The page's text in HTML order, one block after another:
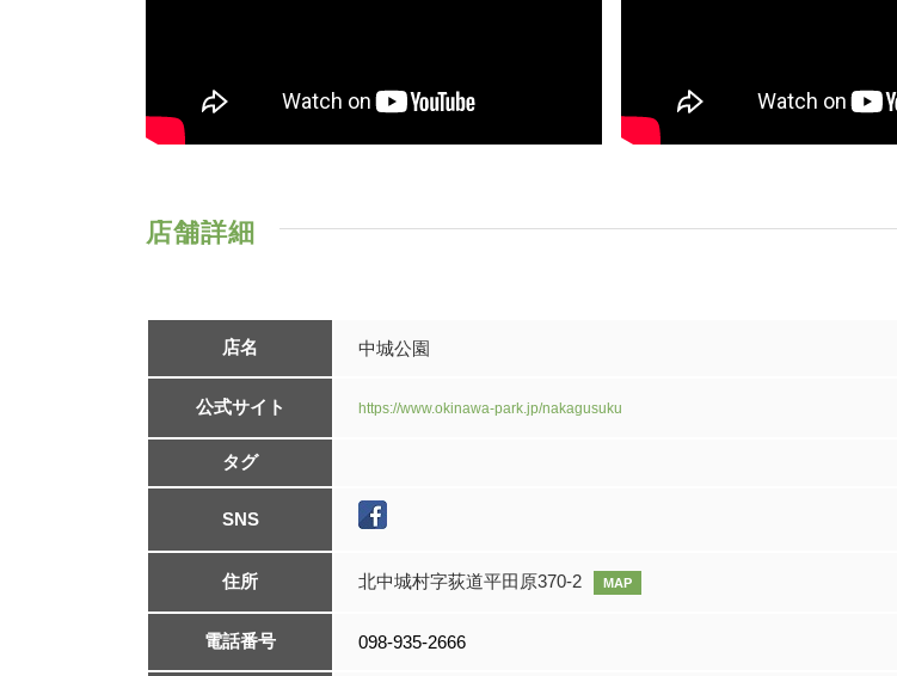
店舗詳細
店名 中城公園
公式サイト https://www.okinawa-park.jp/nakagusuku
タグ
SNS
住所 北中城村字荻道平田原370-2 MAP
電話番号 098-935-2666